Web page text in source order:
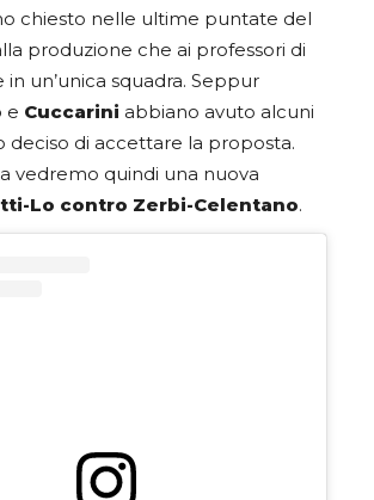
chiesto nelle ultime puntate del
produzione che ai professori di
in un’unica squadra. Seppur
e Cuccarini abbiano avuto alcuni
deciso di accettare la proposta.
vedremo quindi una nuova
Lo contro Zerbi-Celentano.